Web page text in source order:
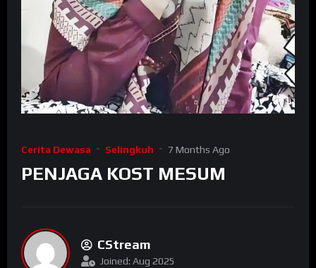
Cerita Dewasa Selingkuh 7 Months Ago
PENJAGA KOST MESUM
CStream
Joined: Aug 2025